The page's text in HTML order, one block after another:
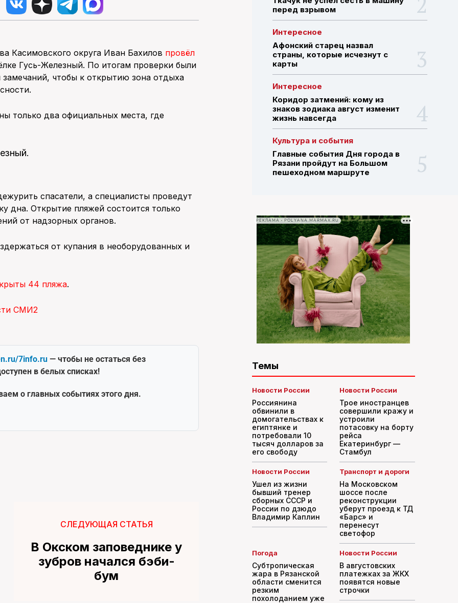
ПОИСК ПО САЙТУ
Касимовского округа Иван Бахилов провёл
Гусь-Железный. По итогам проверки были
чтобы к открытию зона отдыха
только два официальных места, где
спасатели, а специалисты проведут
дна. Открытие пляжей состоится только
от надзорных органов.
от купания в необорудованных и
44 пляжа.
СМИ2
7info.ru — чтобы не остаться без
в белых списках!
о главных событиях этого дня.
СЛЕДУЮЩАЯ СТАТЬЯ
В Окском заповеднике у
зубров начался бэби-
бум
перед взрывом
Интересное
Афонский старец назвал
страны, которые исчезнут с
карты
Интересное
Коридор затмений: кому из
знаков зодиака август изменит
жизнь навсегда
Культура и события
Главные события Дня города в
Рязани пройдут на Большом
пешеходном маршруте
РЕКЛАМА • POLYANA.MARMAX.RU
Темы
Новости России
Россиянина
обвинили в
домогательствах к
египтянке и
потребовали 10
тысяч долларов за
его свободу
Новости России
Трое иностранцев
совершили кражу и
устроили
потасовку на борту
рейса
Екатеринбург —
Стамбул
Новости России
Ушел из жизни
бывший тренер
сборных СССР и
России по дзюдо
Владимир Каплин
Транспорт и дороги
На Московском
шоссе после
реконструкции
уберут проезд к ТД
«Барс» и
перенесут
светофор
Погода
Субтропическая
жара в Рязанской
области сменится
резким
похолоданием уже
Новости России
В августовских
платежках за ЖКХ
появятся новые
строчки